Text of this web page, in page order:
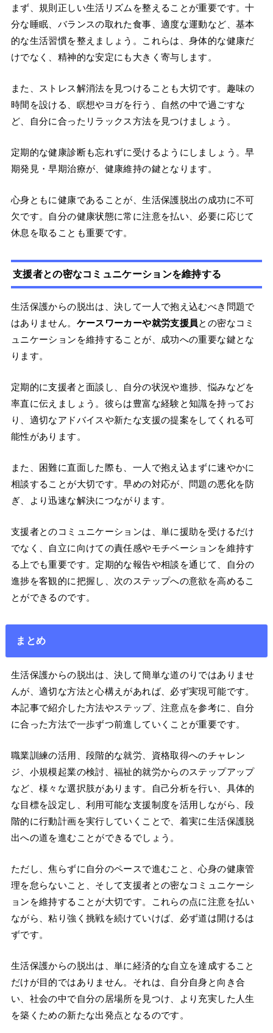
まず、規則正しい生活リズムを整えることが重要です。十
分な睡眠、バランスの取れた食事、適度な運動など、基本
的な生活習慣を整えましょう。これらは、身体的な健康だ
けでなく、精神的な安定にも大きく寄与します。
また、ストレス解消法を見つけることも大切です。趣味の
時間を設ける、瞑想やヨガを行う、自然の中で過ごすな
ど、自分に合ったリラックス方法を見つけましょう。
定期的な健康診断も忘れずに受けるようにしましょう。早
期発見・早期治療が、健康維持の鍵となります。
心身ともに健康であることが、生活保護脱出の成功に不可
欠です。自分の健康状態に常に注意を払い、必要に応じて
休息を取ることも重要です。
支援者との密なコミュニケーションを維持する
生活保護からの脱出は、決して一人で抱え込むべき問題で
はありません。 ケースワーカーや就労支援員との密なコミ
ュニケーションを維持することが、成功への重要な鍵とな
ります。
定期的に支援者と面談し、自分の状況や進捗、悩みなどを
率直に伝えましょう。彼らは豊富な経験と知識を持ってお
り、適切なアドバイスや新たな支援の提案をしてくれる可
能性があります。
また、困難に直面した際も、一人で抱え込まずに速やかに
相談することが大切です。早めの対応が、問題の悪化を防
ぎ、より迅速な解決につながります。
支援者とのコミュニケーションは、単に援助を受けるだけ
でなく、自立に向けての責任感やモチベーションを維持す
る上でも重要です。定期的な報告や相談を通じて、自分の
進捗を客観的に把握し、次のステップへの意欲を高めるこ
とができるのです。
まとめ
生活保護からの脱出は、決して簡単な道のりではありませ
んが、適切な方法と心構えがあれば、必ず実現可能です。
本記事で紹介した方法やステップ、注意点を参考に、自分
に合った方法で一歩ずつ前進していくことが重要です。
職業訓練の活用、段階的な就労、資格取得へのチャレン
ジ、小規模起業の検討、福祉的就労からのステップアップ
など、様々な選択肢があります。自己分析を行い、具体的
な目標を設定し、利用可能な支援制度を活用しながら、段
階的に行動計画を実行していくことで、着実に生活保護脱
出への道を進むことができるでしょう。
ただし、焦らずに自分のペースで進むこと、心身の健康管
理を怠らないこと、そして支援者との密なコミュニケーシ
ョンを維持することが大切です。これらの点に注意を払い
ながら、粘り強く挑戦を続けていけば、必ず道は開けるは
ずです。
生活保護からの脱出は、単に経済的な自立を達成すること
だけが目的ではありません。それは、自分自身と向き合
い、社会の中で自分の居場所を見つけ、より充実した人生
を築くための新たな出発点となるのです。